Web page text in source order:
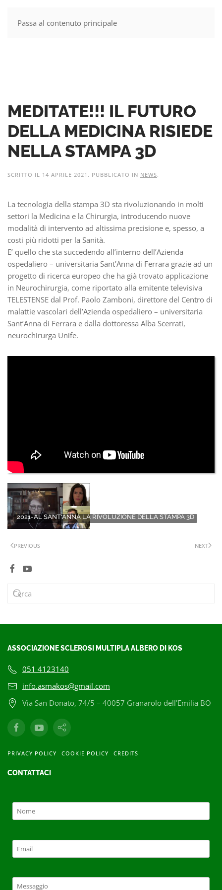
Passa al contenuto principale
MENU
MEDITATE!!! IL FUTURO
DELLA MEDICINA RISIEDE
NELLA STAMPA 3D
SCRITTO IL 14 APRILE 2021 . PUBBLICATO IN NEWS.
La tecnologia della stampa 3D sta rivoluzionando in molti
settori la Medicina e la Chirurgia, introducendo nuove
modalità di intervento ad altissima precisione e, spesso, a
costi più ridotti per la Sanità.
E’ quello che sta succedendo all’interno dell’Azienda
ospedaliero – universitaria Sant’Anna di Ferrara grazie ad un
progetto di ricerca europeo che ha già trovato applicazione
in Neurochirurgia, come riportato alla emitente televisiva
TELESTENSE dal Prof. Paolo Zamboni, direttore del Centro di
malattie vascolari dell’Azienda ospedaliero – universitaria
Sant’Anna di Ferrara e dalla dottoressa Alba Scerrati,
neurochirurga Unife.
2021-AL SANT'ANNA LA RIVOLUZIONE DELLA STAMPA 3D
PREVIOUS NEXT
ASSOCIAZIONE SCLEROSI MULTIPLA ALBERO DI KOS
051 4123140
info.asmakos@gmail.com
Via San Donato, 74/5 – 40057 Granarolo dell'Emilia BO
PRIVACY POLICY COOKIE POLICY CREDITS
CONTATTACI